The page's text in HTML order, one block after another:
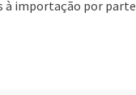
à importação por parte